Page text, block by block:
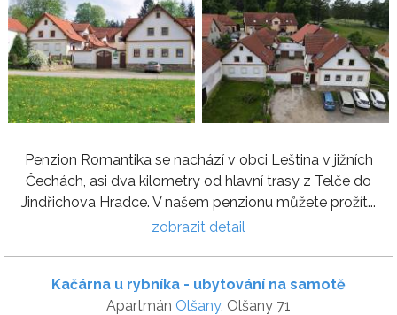
Penzion Romantika se nachází v obci Leština v jižních
Čechách, asi dva kilometry od hlavní trasy z Telče do
Jindřichova Hradce. V našem penzionu můžete prožít...
zobrazit detail
Kačárna u rybníka - ubytování na samotě
Apartmán Olšany, Olšany 71